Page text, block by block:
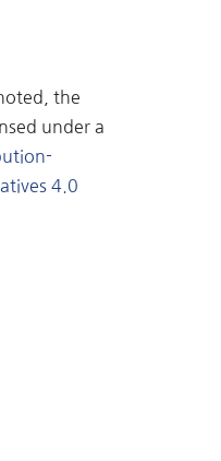
the
under a
4.0